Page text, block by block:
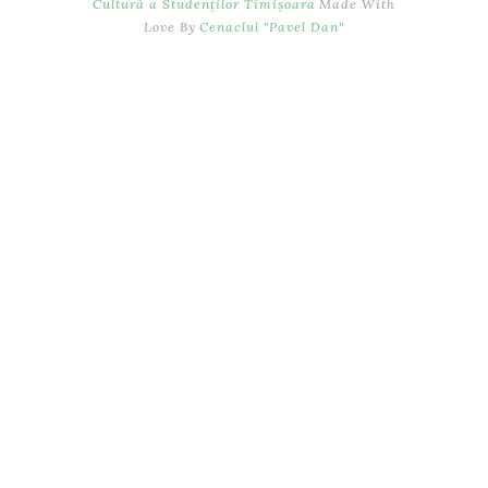
Cultură a Studenților Timișoara Made With
Love By Cenaclul "Pavel Dan"